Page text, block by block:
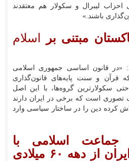
لیبرال و سکولار هم معتقدند
باشند.»
مبتنی بر
اسلام
«در قانون اساسی جمهوری اسلامی
قرآن و سنت پایه‌های قانون‌گذاری
سکولارترین گروه‌ها، با این اصل
تصوری است که برخی در ایران دارند
کرده دین را در ساختار سیاسی وارد
جماعت اسلامی با
انقلاب اسلامی ایران از دهه ۶۰ میلادی